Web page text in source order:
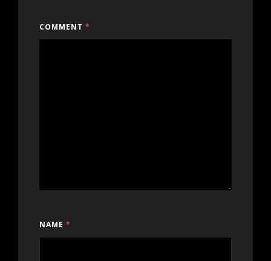
COMMENT *
NAME *